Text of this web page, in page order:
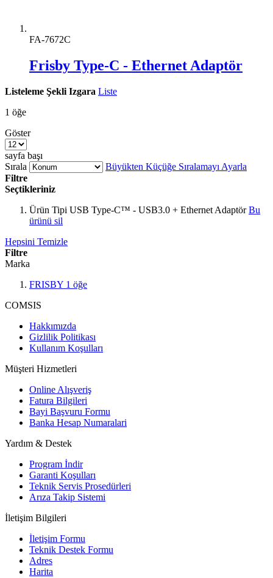
FA-7672C
Frisby Type-C - Ethernet Adaptör
Listeleme Şekli Izgara Liste
1 öğe
Göster
sayfa başı
Sırala
Büyükten Küçüğe Sıralamayı Ayarla
Filtre
Seçtikleriniz
Ürün Tipi USB Type-C™ - USB3.0 + Ethernet Adaptör Bu
ürünü sil
Hepsini Temizle
Filtre
Marka
FRISBY 1 öğe
COMSIS
Hakkımızda
Gizlilik Politikası
Kullanım Koşulları
Müşteri Hizmetleri
Online Alışveriş
Fatura Bilgileri
Bayi Başvuru Formu
Banka Hesap Numaralari
Yardım & Destek
Program İndir
Garanti Koşulları
Teknik Servis Prosedürleri
Arıza Takip Sistemi
İletişim Bilgileri
İletişim Formu
Teknik Destek Formu
Adres
Harita